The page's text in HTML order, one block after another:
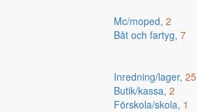
Mc/moped, 2
Båt och fartyg, 7
Inredning/lager, 25
Butik/kassa, 2
Förskola/skola, 1